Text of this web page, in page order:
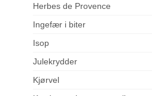
Herbes de Provence
Ingefær i biter
Isop
Julekrydder
Kjørvel